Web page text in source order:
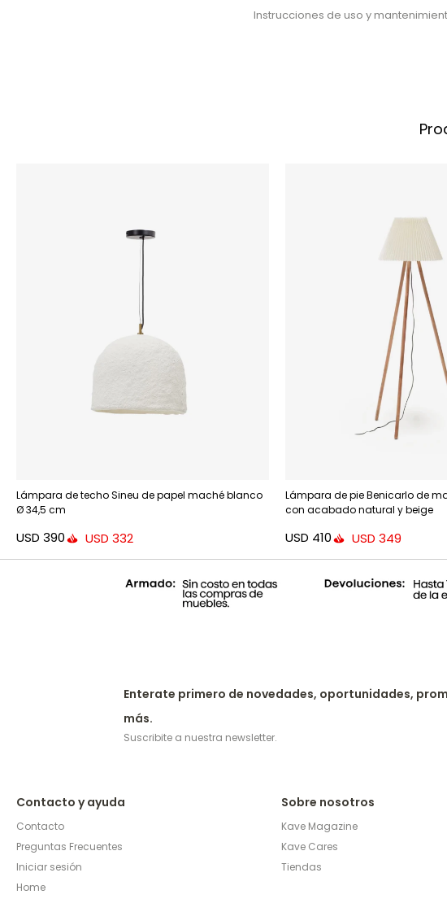
Instrucciones de uso y
Lámpara de techo Sineu de papel maché blanco
Ø 34,5 cm
USD 390 USD 332
Lámpara de pie Benicarlo de
con acabado natural y beige
USD 410 USD 349
Sobre nosotros
Kave Magazine
Kave Cares
Tiendas
Contacto y ayuda
Contacto
Preguntas Frecuentes
Iniciar sesión
Home
Enterate primero de novedades, oportunidades,
más.
Suscribite a nuestra newsletter.